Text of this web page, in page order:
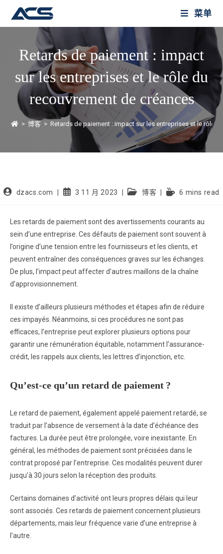
菜单
Retards de paiement : impact
sur les entreprises et le rôle du
recouvrement de créances
> 博客 > Retards de paiement : impact sur les entreprises et le rôle
dzacs.com 3 11 月 2023 博客 6 mins read
Les retards de paiement sont des avertissements courants au
sein d’une entreprise. Ces défauts de paiement sont souvent à
l’origine d’une tension entre les fournisseurs et les clients, et
peuvent entraîner des conséquences graves sur les échanges.
De plus, l’impact peut affecter d’autres maillons de la chaîne
d’approvisionnement.
Il existe d’ailleurs plusieurs méthodes et étapes afin de réduire
ces impayés. Néanmoins, si ces procédures ne sont pas
efficaces, l’entreprise peut explorer plusieurs options pour
garantir une rémunération équitable, notamment l’assurance-
crédit, les rappels aux clients, les lettres d’injonction, etc.
Qu’est-ce qu’un retard de paiement ?
Le retard de paiement, également appelé paiement retardé, se
traduit par l’absence de versement à la date d’échéance des
factures. La durée peut être prolongée, voire inexistante. En
général, les méthodes de paiement sont précisées dans le
contrat proposé par l’entreprise. Ces modalités peuvent durer
jusqu’à 30 jours selon la réception des produits.
Certains domaines d’activité ont leurs propres délais qui leur
sont associés. Ces retards de paiement concernent plusieurs
départements, mais leur fréquence varie d’une entreprise à
l’autre.